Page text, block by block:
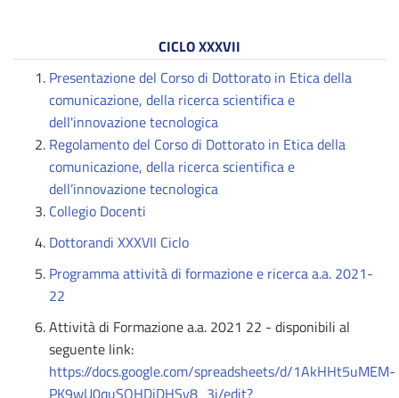
CICLO XXXVII
Presentazione del Corso di Dottorato in Etica della
comunicazione, della ricerca scientifica e
dell'innovazione tecnologica
Regolamento del Corso di Dottorato in Etica della
comunicazione, della ricerca scientifica e
dell’innovazione tecnologica
Collegio Docenti
Dottorandi XXXVII Ciclo
Programma attività di formazione e ricerca a.a. 2021-
22
Attività di Formazione a.a. 2021 22 - disponibili al
seguente link:
https://docs.google.com/spreadsheets/d/1AkHHt5uMEM-
PK9wU0quSQHDjDHSy8_3i/edit?